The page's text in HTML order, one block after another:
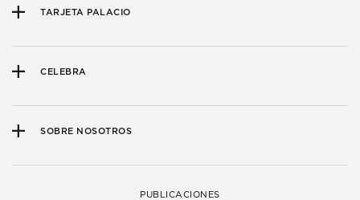
TARJETA PALACIO
CELEBRA
SOBRE NOSOTROS
PUBLICACIONES